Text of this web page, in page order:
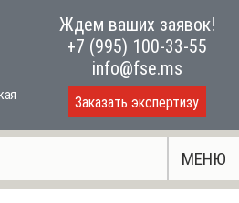
Ждем ваших заявок!
+7 (995) 100-33-55
info@fse.ms
Заказать экспертизу
МЕНЮ